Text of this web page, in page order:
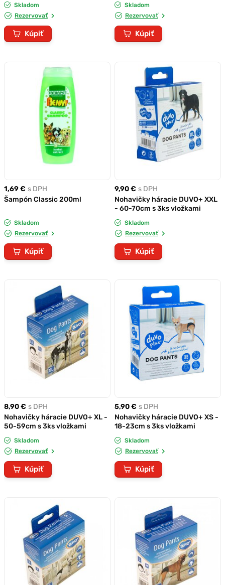
Skladom
Rezervovať
Kúpiť
Skladom
Rezervovať
Kúpiť
1,69 € s DPH
Šampón Classic 200ml
Skladom
Rezervovať
Kúpiť
9,90 € s DPH
Nohavičky háracie DUVO+ XXL
- 60-70cm s 3ks vložkami
Skladom
Rezervovať
Kúpiť
8,90 € s DPH
Nohavičky háracie DUVO+ XL -
50-59cm s 3ks vložkami
Skladom
Rezervovať
Kúpiť
5,90 € s DPH
Nohavičky háracie DUVO+ XS -
18-23cm s 3ks vložkami
Skladom
Rezervovať
Kúpiť